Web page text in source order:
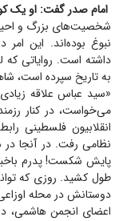
امام صدر گفت: او یک
شخصیت‌های بزرگ و
نبوغ بوده‌اند. این
داشته است. روایاتی که
به تاریخ سپرده است،
«سید عباس علاقه
می‌خواست، در کنار
انقلابیون فلسطینی
نظامی رفت. در آنجا در
پایش شکست! پدرم
طول کشید. روزی که
دوستانش در محله
اعضای انجمن هاشمی،